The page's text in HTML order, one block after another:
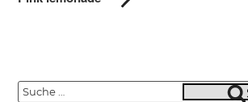
Suche